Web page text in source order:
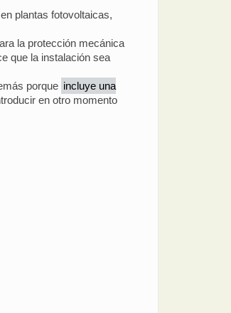
plantas fotovoltaicas,
la protección mecánica
que la instalación sea
porque incluye una
en otro momento